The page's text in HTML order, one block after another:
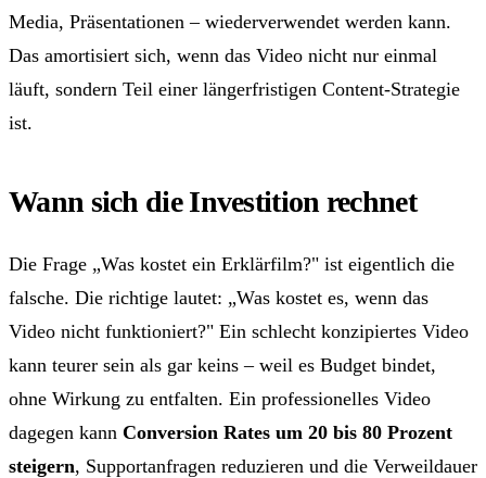
Media, Präsentationen – wiederverwendet werden kann.
Das amortisiert sich, wenn das Video nicht nur einmal
läuft, sondern Teil einer längerfristigen Content-Strategie
ist.
Wann sich die Investition rechnet
Die Frage „Was kostet ein Erklärfilm?" ist eigentlich die
falsche. Die richtige lautet: „Was kostet es, wenn das
Video nicht funktioniert?" Ein schlecht konzipiertes Video
kann teurer sein als gar keins – weil es Budget bindet,
ohne Wirkung zu entfalten. Ein professionelles Video
dagegen kann Conversion Rates um 20 bis 80 Prozent
steigern, Supportanfragen reduzieren und die Verweildauer